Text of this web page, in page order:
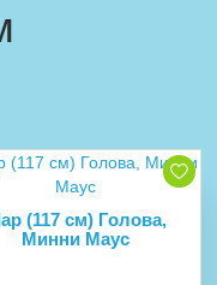
(117 см) Голова,
Минни Маус